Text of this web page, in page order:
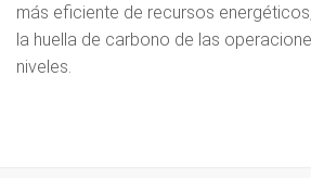
más eficiente de recursos
la huella de carbono de las
niveles.